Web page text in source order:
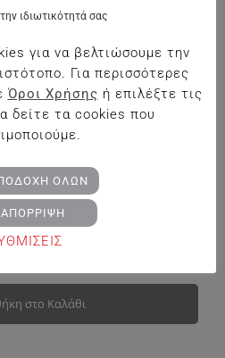
Rare Zakynthino
13%vol 0,75L
στο Καλάθι
ιδιωτικότητά σας
για να βελτιώσουμε την
Για περισσότερες
Όροι Χρήσης ή επιλέξτε τις
δείτε τα cookies που
ΟΛΩΝ